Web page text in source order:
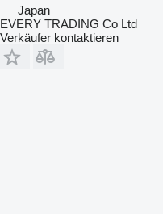
Japan
EVERY TRADING Co Ltd
Verkäufer kontaktieren